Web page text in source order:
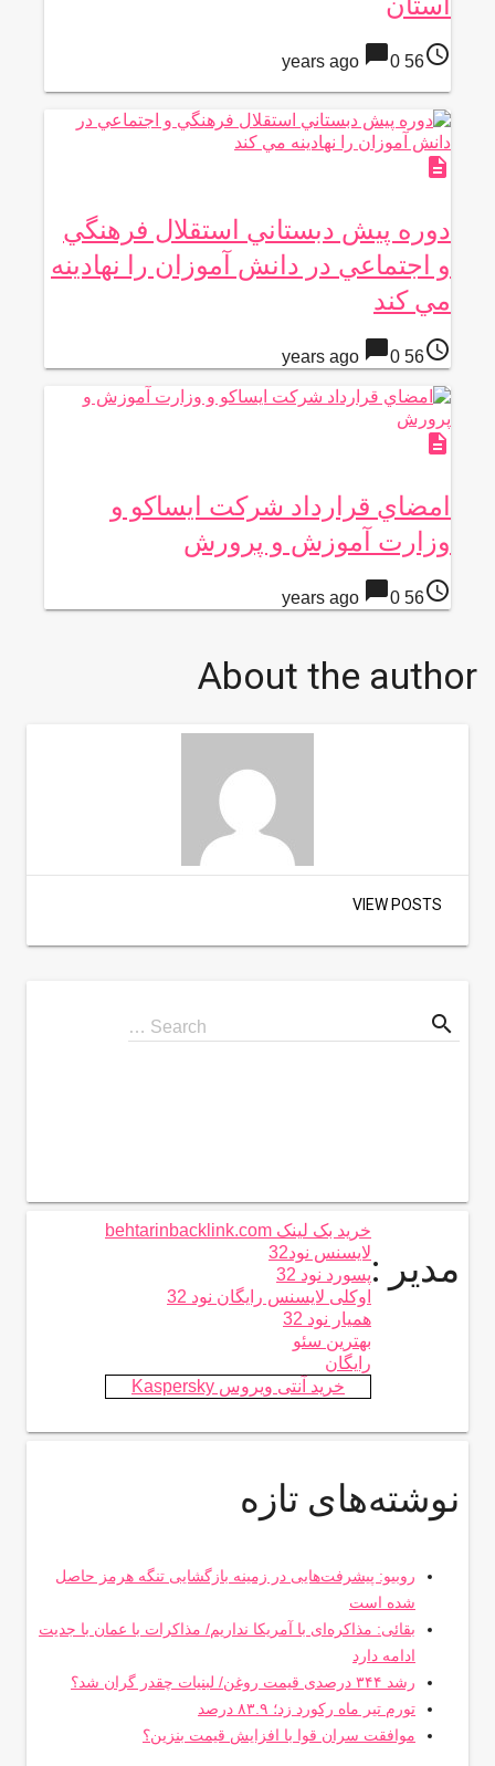
access_time
56 years ago
chat_bubble0
description
دوره پيش دبستاني استقلال فرهنگي
و اجتماعي در دانش آموزان را نهادينه
مي كند
access_time
56 years ago
chat_bubble0
description
امضاي قرارداد شرکت ايساكو و
وزارت آموزش و پرورش
access_time
56 years ago
chat_bubble0
About the author
VIEW POSTS
Search
for
Search … search
مدیر :
خرید بک لینک behtarinbacklink.com
لایسنس نود32
پسورد نود 32
اوکلی لایسنس رایگان نود 32
همیار نود 32
بهترین سئو
رایگان
خرید آنتی ویروس Kaspersky
نوشته‌های تازه
روبیو: پیشرفت‌هایی در زمینه بازگشایی تنگه هرمز حاصل
شده است
بقائی: مذاکره‌ای با آمریکا نداریم/ مذاکرات با عمان با جدیت
ادامه دارد
رشد ۳۴۴ درصدی قیمت روغن/ لبنیات چقدر گران شد؟
تورم تیر ماه رکورد زد؛ ۸۳.۹ درصد
موافقت سران قوا با افزایش قیمت بنزین؟